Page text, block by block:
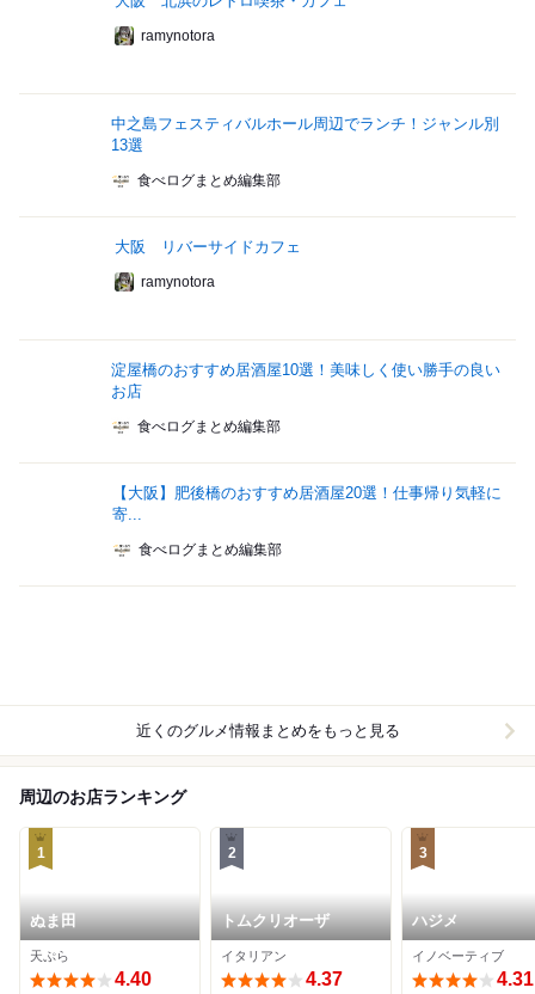
ramynotora
中之島フェスティバルホール周辺でランチ！ジャンル別
13選
食べログまとめ編集部
大阪 リバーサイドカフェ
ramynotora
淀屋橋のおすすめ居酒屋10選！美味しく使い勝手の良い
お店
食べログまとめ編集部
【大阪】肥後橋のおすすめ居酒屋20選！仕事帰り気軽に
寄...
食べログまとめ編集部
近くのグルメ情報まとめをもっと見る
周辺のお店ランキング
1
ぬま田
天ぷら
4.40
2
トムクリオーザ
イタリアン
4.37
3
ハジメ
イノベーティブ
4.31